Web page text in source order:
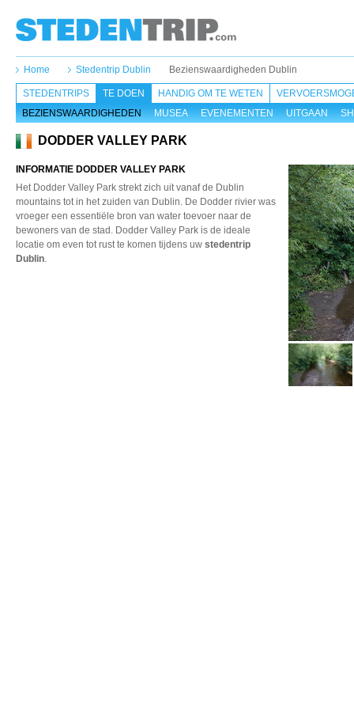
Home Stedentrip Dublin Bezienswaardigheden Dublin
STEDENTRIPS
TE DOEN
BEZIENSWAARDIGHEDEN
MUSEA EVENEMENTEN UITGAAN
HANDIG OM TE WETEN
DODDER VALLEY PARK
INFORMATIE DODDER VALLEY PARK
Het Dodder Valley Park strekt zich uit vanaf de Dublin
mountains tot in het zuiden van Dublin. De Dodder rivier was
vroeger een essentiële bron van water toevoer naar de
bewoners van de stad. Dodder Valley Park is de ideale
locatie om even tot rust te komen tijdens uw stedentrip
Dublin.